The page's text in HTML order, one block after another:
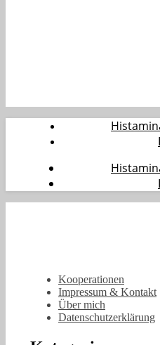
Kooperationen
Impressum & Kontakt
Über mich
Datenschutzerklärung